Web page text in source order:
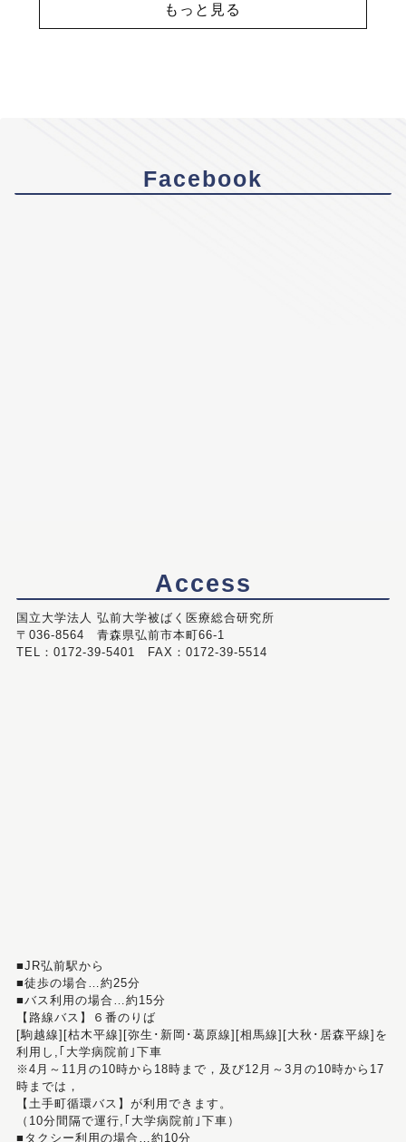
もっと見る
Facebook
Access
国立大学法人 弘前大学被ばく医療総合研究所
〒036-8564 青森県弘前市本町66-1
TEL：0172-39-5401 FAX：0172-39-5514
■JR弘前駅から
■徒歩の場合…約25分
■バス利用の場合…約15分
【路線バス】６番のりば
[駒越線][枯木平線][弥生･新岡･葛原線][相馬線][大秋･居森平線]を
利用し,｢大学病院前｣下車
※4月～11月の10時から18時まで，及び12月～3月の10時から17
時までは，
【土手町循環バス】が利用できます。
（10分間隔で運行,｢大学病院前｣下車）
■タクシー利用の場合…約10分